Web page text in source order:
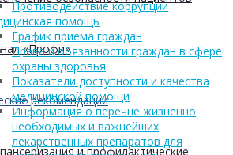
«Профи»
рекомендации
и профилактические
Противодействие коррупции
помощь
График приема граждан
Права и обязанности граждан в сфере
охраны здоровья
Показатели доступности и качества
медицинской помощи
Информация о перечне жизненно
необходимых и важнейших
лекарственных препаратов для